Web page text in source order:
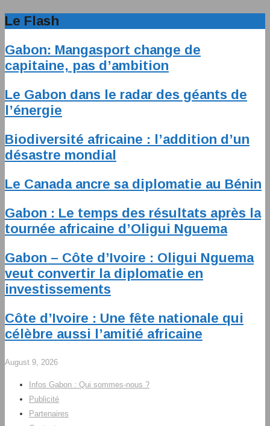
Le Flash
Gabon: Mangasport change de
capitaine, pas d’ambition
Le Gabon dans le radar des géants de
l’énergie
Biodiversité africaine : l’addition d’un
désastre mondial
Le Canada ancre sa diplomatie au Bénin
Gabon : Le temps des résultats après la
tournée africaine d’Oligui Nguema
Gabon – Côte d’Ivoire : Oligui Nguema
veut convertir la diplomatie en
investissements
Côte d’Ivoire : Une fête nationale qui
célèbre aussi l’amitié africaine
August 9, 2026
Infos Gabon : Qui sommes-nous ?
Publicité
Partenaires